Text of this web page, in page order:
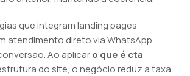
que integram landing pages
atendimento direto via WhatsApp
Ao aplicaro que é cta
do site, o negócio reduz a taxa